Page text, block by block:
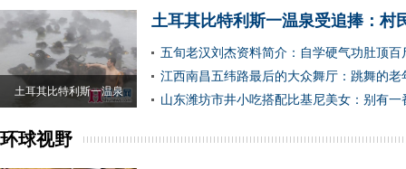
土耳其比特利斯一温泉
土耳其比特利斯一温泉受追捧：村
五旬老汉刘杰资料简介：自学硬气功肚顶百
江西南昌五纬路最后的大众舞厅：跳舞的老
山东潍坊市井小吃搭配比基尼美女：别有一
环球视野